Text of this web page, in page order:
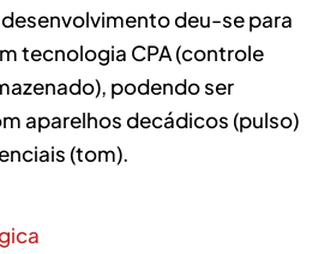
deu-se para
tecnologia CPA (controle
podendo ser
aparelhos decádicos (pulso)
(tom).